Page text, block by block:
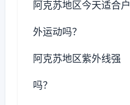
阿克苏地区今天适合户
外运动吗？
阿克苏地区紫外线强
吗？